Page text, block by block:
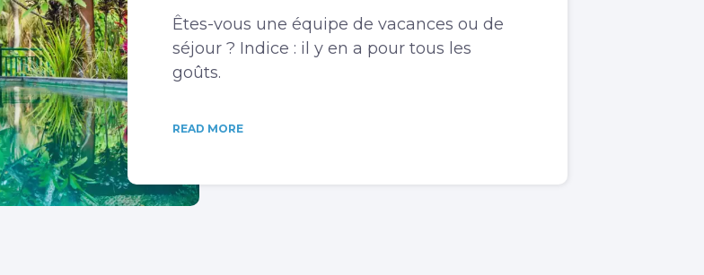
Êtes-vous une équipe de vacances ou de
séjour ? Indice : il y en a pour tous les
goûts.
READ MORE